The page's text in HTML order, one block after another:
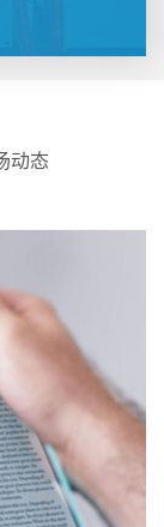
动态